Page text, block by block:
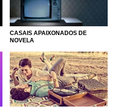
CASAIS APAIXONADOS DE
NOVELA